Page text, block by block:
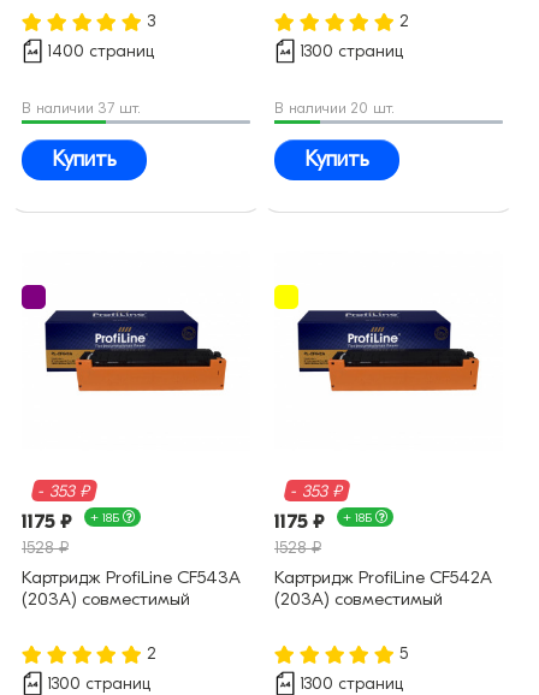
3
1400 страниц
В наличии 37 шт.
Купить
2
1300 страниц
В наличии 20 шт.
Купить
- 353 ₽
1175 ₽ + 18Б
1528 ₽
Картридж ProfiLine CF543A
(203A) совместимый
2
1300 страниц
- 353 ₽
1175 ₽ + 18Б
1528 ₽
Картридж ProfiLine CF542A
(203A) совместимый
5
1300 страниц